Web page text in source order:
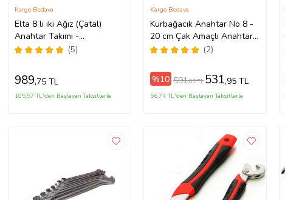
Elta 8 li iki Ağız (Çatal)
Anahtar Takımı -
0150002108 (5)
Kargo Bedava
989,75 TL
105,57 TL'den Başlayan Taksitlerle
Kurbağacık Anahtar No 8 -
20 cm Çak Amaçlı Anahtar
İngiliz ANAHTAR BOYU 20
(2)
Kargo Bedava
%10 591,02 TL 531,95 TL
56,74 TL'den Başlayan Taksitlerle